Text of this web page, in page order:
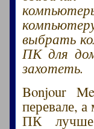
выбрать
ПК для
захотеть.
Bonjour
перевале,
ПК лучше